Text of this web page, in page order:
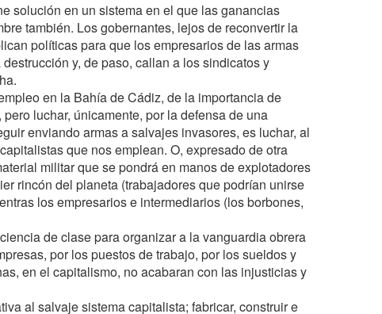
solución en un sistema en el que las ganancias
también. Los gobernantes, lejos de reconvertir la
políticas para que los empresarios de las armas
y, de paso, callan a los sindicatos y
en la Bahía de Cádiz, de la importancia de
luchar, únicamente, por la defensa de una
enviando armas a salvajes invasores, es luchar, al
que nos emplean. O, expresado de otra
militar que se pondrá en manos de explotadores
rincón del planeta (trabajadores que podrían unirse
los empresarios e intermediarios (los borbones,
de clase para organizar a la vanguardia obrera
por los puestos de trabajo, por los sueldos y
en el capitalismo, no acabaran con las injusticias y
al salvaje sistema capitalista; fabricar, construir e